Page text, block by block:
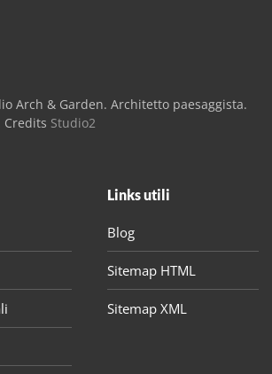
Arch & Garden. Architetto paesaggista.
Studio2
Links utili
Blog
Sitemap HTML
Sitemap XML